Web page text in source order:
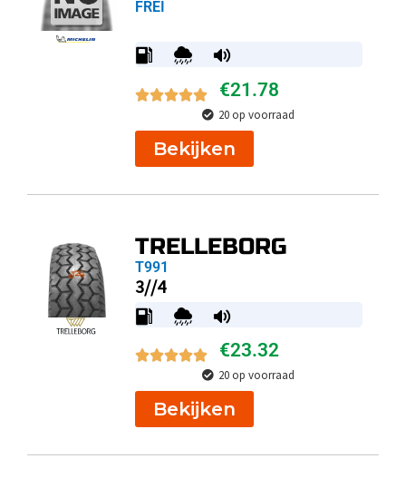
FREI
€21.78
20 op voorraad
Bekijken
TRELLEBORG
T991
3//4
€23.32
20 op voorraad
Bekijken